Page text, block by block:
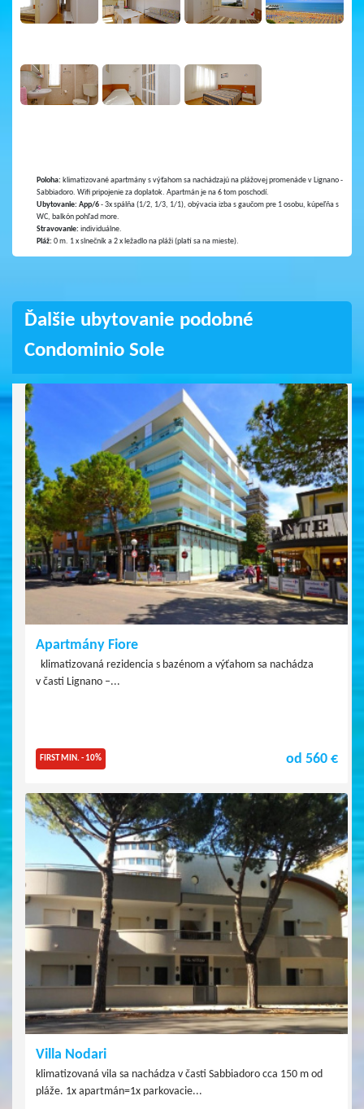
Poloha: klimatizované apartmány s výťahom sa nachádzajú na plážovej promenáde v Lignano -
Sabbiadoro. Wifi pripojenie za doplatok. Apartmán je na 6 tom poschodí.
Ubytovanie: App/6- 3x spálňa (1/2, 1/3, 1/1), obývacia izba s gaučom pre 1 osobu, kúpeľňa s
WC, balkón pohľad more.
Stravovanie: individuálne.
Pláž: 0 m. 1 x slnečník a 2 x ležadlo na pláži (platí sa na mieste).
Ďalšie ubytovanie podobné
Condominio Sole
Apartmány Fiore
klimatizovaná rezidencia s bazénom a výťahom sa nachádza
v časti Lignano –...
FIRST MIN. - 10% od 560 €
Villa Nodari
klimatizovaná vila sa nachádza v časti Sabbiadoro cca 150 m od
pláže. 1x apartmán=1x parkovacie...